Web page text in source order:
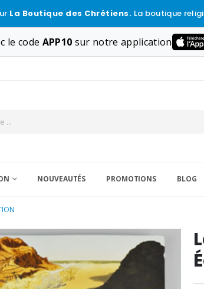
La Boutique des Chrétiens. La boutique
le code APP10 sur notre application
NOUVEAUTÉS PROMOTIONS BLOG